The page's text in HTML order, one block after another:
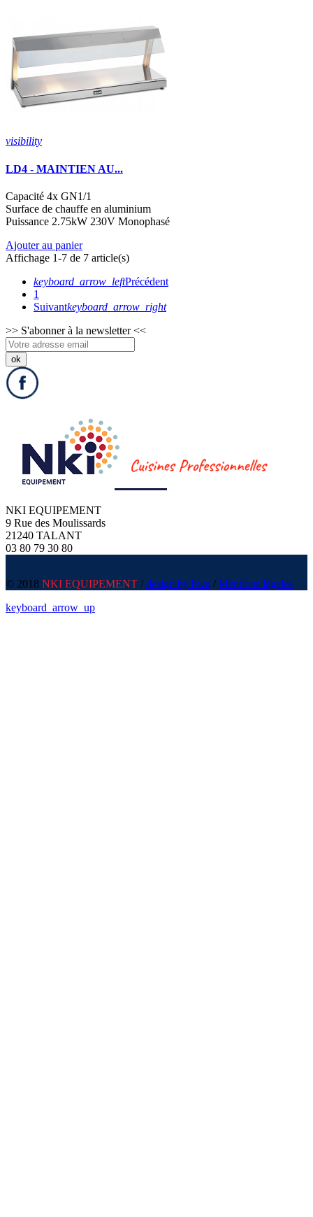
visibility
LD4 - MAINTIEN AU...
Capacité 4x GN1/1
Surface de chauffe en aluminium
Puissance 2.75kW 230V Monophasé
Ajouter au panier
Affichage 1-7 de 7 article(s)
keyboard_arrow_leftPrécédent
1
Suivantkeyboard_arrow_right
>> S'abonner à la newsletter<<
NKI EQUIPEMENT
9 Rue des Moulissards
21240 TALANT
03 80 79 30 80
© 2018 NKI EQUIPEMENT / design by bwa / Mentions légales
keyboard_arrow_up